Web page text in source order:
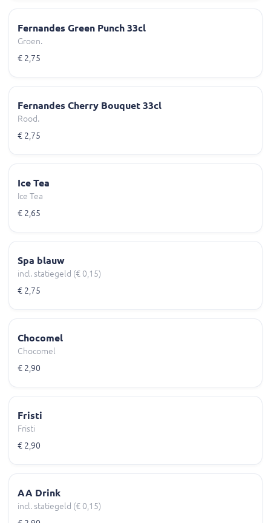
Fernandes Green Punch 33cl
Groen.
€ 2,75
Fernandes Cherry Bouquet 33cl
Rood.
€ 2,75
Ice Tea
Ice Tea
€ 2,65
Spa blauw
incl. statiegeld (€ 0,15)
€ 2,75
Chocomel
Chocomel
€ 2,90
Fristi
Fristi
€ 2,90
AA Drink
incl. statiegeld (€ 0,15)